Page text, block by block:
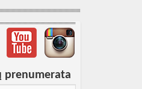
prenumerata